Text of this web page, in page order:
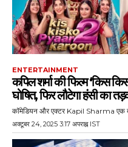
ENTERTAINMENT
कपिल शर्मा की फिल्म ‘किस
घोषित, फिर लौटेगा हंसी का
कॉमेडियन और एक्टर Kapil Sharma एक
अक्टूबर 24, 2025 3:17 अपराह्न IST